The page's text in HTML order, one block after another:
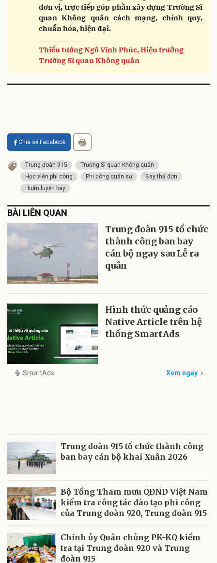
đơn vị, trực tiếp góp phần xây dựng Trường Sĩ
quan Không quân cách mạng, chính quy,
chuẩn hóa, hiện đại.
Thiếu tướng Ngô Vĩnh Phúc, Hiệu trưởng
Trường Sĩ quan Không quân
Chia sẻ Facebook
Trung đoàn 915
Trường Sĩ quan Không quân
Học viên phi công
Phi công quân sự
Bay thả đơn
Huấn luyện bay
BÀI LIÊN QUAN
Trung đoàn 915 tổ chức
thành công ban bay
cán bộ ngay sau Lễ ra
quân
Hình thức quảng cáo
Native Article trên hệ
thống SmartAds
SmartAds Xem ngay
Trung đoàn 915 tổ chức thành công
ban bay cán bộ khai Xuân 2026
Bộ Tổng Tham mưu QĐND Việt Nam
kiểm tra công tác đào tạo phi công
của Trung đoàn 920, Trung đoàn 915
Chính ủy Quân chủng PK-KQ kiểm
tra tại Trung đoàn 920 và Trung
đoàn 915